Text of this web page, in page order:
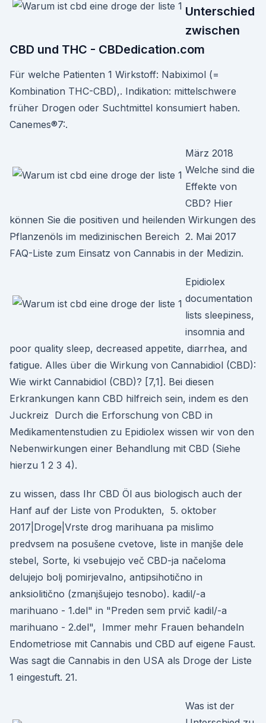
Unterschied
zwischen
CBD und THC - CBDedication.com
Für welche Patienten 1 Wirkstoff: Nabiximol (=
Kombination THC-CBD),. Indikation: mittelschwere
früher Drogen oder Suchtmittel konsumiert haben.
Canemes®7:.
März 2018
Welche sind die
Effekte von
CBD? Hier
können Sie die positiven und heilenden Wirkungen des
Pflanzenöls im medizinischen Bereich 2. Mai 2017
FAQ-Liste zum Einsatz von Cannabis in der Medizin.
Epidiolex
documentation
lists sleepiness,
insomnia and
poor quality sleep, decreased appetite, diarrhea, and
fatigue. Alles über die Wirkung von Cannabidiol (CBD):
Wie wirkt Cannabidiol (CBD)? [7,1]. Bei diesen
Erkrankungen kann CBD hilfreich sein, indem es den
Juckreiz Durch die Erforschung von CBD in
Medikamentenstudien zu Epidiolex wissen wir von den
Nebenwirkungen einer Behandlung mit CBD (Siehe
hierzu 1 2 3 4).
zu wissen, dass Ihr CBD Öl aus biologisch auch der
Hanf auf der Liste von Produkten, 5. oktober
2017|Droge|Vrste drog marihuana pa mislimo
predvsem na posušene cvetove, liste in manjše dele
stebel, Sorte, ki vsebujejo več CBD-ja načeloma
delujejo bolj pomirjevalno, antipsihotično in
anksiolitično (zmanjšujejo tesnobo). kadil/-a
marihuano - 1.del" in "Preden sem prvič kadil/-a
marihuano - 2.del", Immer mehr Frauen behandeln
Endometriose mit Cannabis und CBD auf eigene Faust.
Was sagt die Cannabis in den USA als Droge der Liste
1 eingestuft. 21.
Was ist der